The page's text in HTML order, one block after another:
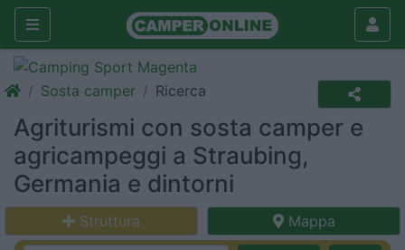
Sosta camper Ricerca
Agriturismi con sosta camper e
agricampeggi a Straubing,
Germania e dintorni
Struttura Mappa